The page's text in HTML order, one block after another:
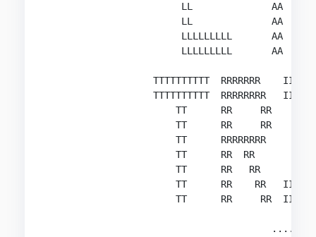
LL              AA
LL              AA
LLLLLLLLL       AA
LLLLLLLLL       AA
TTTTTTTTTT  RRRRRRR
TTTTTTTTTT  RRRRRRRR
TT      RR     RR
TT      RR     RR
TT      RRRRRRRR
TT      RR  RR
TT      RR   RR
TT      RR    RR
TT      RR     RR